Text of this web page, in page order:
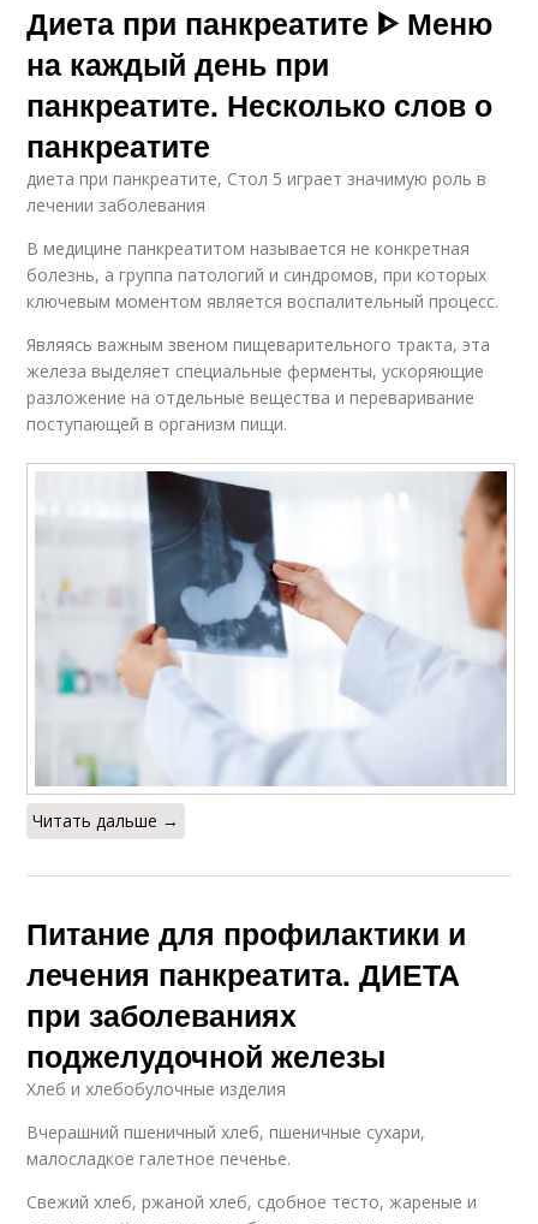
Диета при панкреатите ᐈ Меню
на каждый день при
панкреатите. Несколько слов о
панкреатите
диета при панкреатите, Стол 5 играет значимую роль в
лечении заболевания
В медицине панкреатитом называется не конкретная
болезнь, а группа патологий и синдромов, при которых
ключевым моментом является воспалительный процесс.
Являясь важным звеном пищеварительного тракта, эта
железа выделяет специальные ферменты, ускоряющие
разложение на отдельные вещества и переваривание
поступающей в организм пищи.
Читать дальше →
Питание для профилактики и
лечения панкреатита. ДИЕТА
при заболеваниях
поджелудочной железы
Хлеб и хлебобулочные изделия
Вчерашний пшеничный хлеб, пшеничные сухари,
малосладкое галетное печенье.
Свежий хлеб, ржаной хлеб, сдобное тесто, жареные и